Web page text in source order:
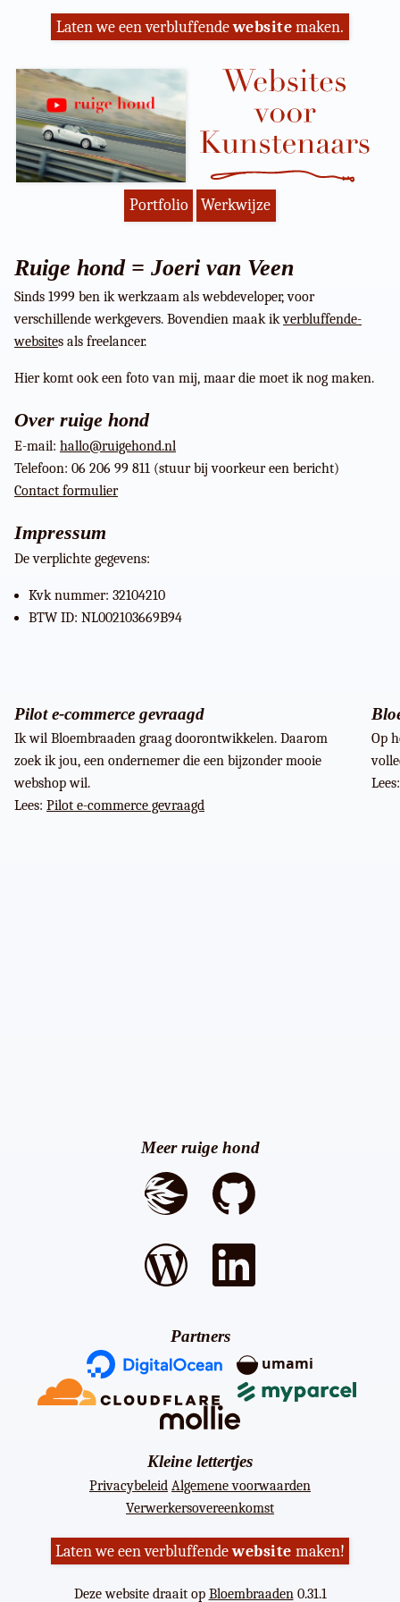
Laten we een verbluffendewebsitemaken.
Ruige hond = Joeri van Veen
Sinds 1999 ben ik werkzaam als webdeveloper, voor
verschillende werkgevers. Bovendien maak ikverbluffende-
websites als freelancer.
Hier komt ook een foto van mij, maar die moet ik nog maken.
Over ruige hond
E-mail: hallo@ruigehond.nl
Telefoon: 06 206 99 811 (stuur bij voorkeur een bericht)
Contact formulier
Impressum
De verplichte gegevens:
Kvk nummer: 32104210
BTW ID: NL002103669B94
Portfolio Werkwijze
Pilot e-commerce gevraagd
Ik wil Bloembraaden graag doorontwikkelen. Daarom
zoek ik jou, een ondernemer die een bijzonder mooie
webshop wil.
Lees: Pilot e-commerce gevraagd
Op
Meer ruige hond
Partners
umami
Kleine lettertjes
Privacybeleid Algemene voorwaarden
Verwerkersovereenkomst
Laten we een verbluffendewebsite maken!
Deze website draait op Bloembraaden 0.31.1